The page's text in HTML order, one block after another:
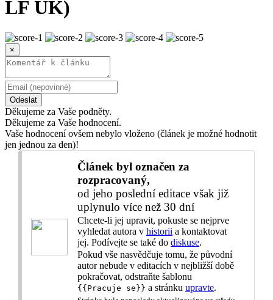
LF UK)
×
Odeslat
Děkujeme za Vaše podněty.
Děkujeme za Vaše hodnocení.
Vaše hodnocení ovšem nebylo vloženo (článek je možné hodnotit
jen jednou za den)!
Článek byl označen za
rozpracovaný,
od jeho poslední editace však již
uplynulo více než 30 dní
Chcete-li jej upravit, pokuste se nejprve
vyhledat autora v historii a kontaktovat
jej. Podívejte se také do diskuse.
Pokud vše nasvědčuje tomu, že původní
autor nebude v editacích v nejbližší době
pokračovat, odstraňte šablonu
{{Pracuje se}} a stránku upravte.